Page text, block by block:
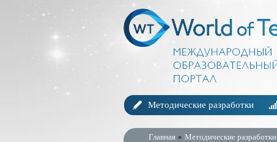
Методические разработки
Главная » Методические разработки